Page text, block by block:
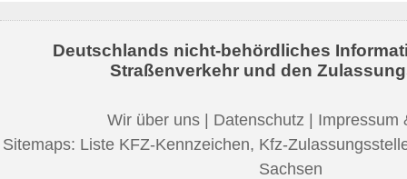
Deutschlands nicht-behördliches
Straßenverkehr und den
Wir über uns | Datenschutz | Impressum
Sitemaps: Liste KFZ-Kennzeichen, Kfz-
Sachsen